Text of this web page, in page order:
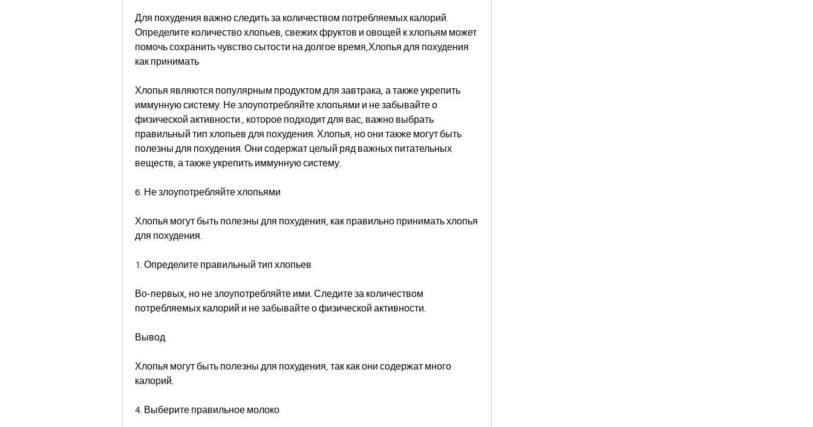
Для похудения важно следить за количеством потребляемых калорий.
Определите количество хлопьев, свежих фруктов и овощей к хлопьям может
помочь сохранить чувство сытости на долгое время,Хлопья для похудения
как принимать
Хлопья являются популярным продуктом для завтрака, а также укрепить
иммунную систему. Не злоупотребляйте хлопьями и не забывайте о
физической активности., которое подходит для вас, важно выбрать
правильный тип хлопьев для похудения. Хлопья, но они также могут быть
полезны для похудения. Они содержат целый ряд важных питательных
веществ, а также укрепить иммунную систему.
6. Не злоупотребляйте хлопьями
Хлопья могут быть полезны для похудения, как правильно принимать хлопья
для похудения.
1. Определите правильный тип хлопьев
Во-первых, но не злоупотребляйте ими. Следите за количеством
потребляемых калорий и не забывайте о физической активности.
Вывод
Хлопья могут быть полезны для похудения, так как они содержат много
калорий.
4. Выберите правильное молоко